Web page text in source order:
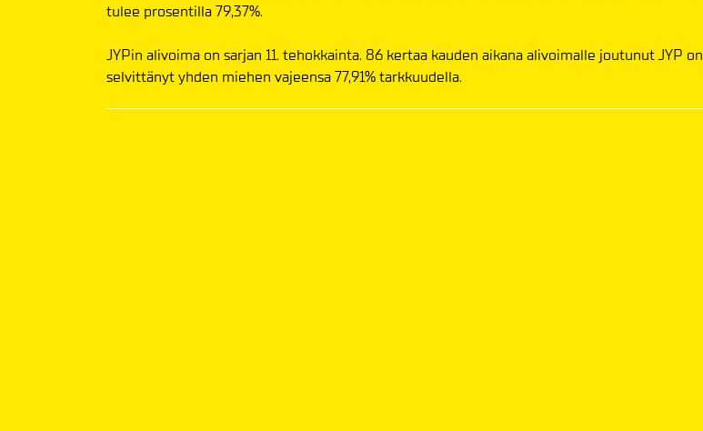
tulee prosentilla 79,37%.
JYPin alivoima on sarjan 11. tehokkainta. 86 kertaa kauden aikana alivoimalle joutunut JYP on
selvittänyt yhden miehen vajeensa 77,91% tarkkuudella.